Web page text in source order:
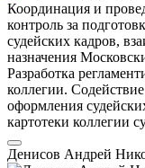
Координация и
контроль за
судейских кадров,
назначения
Разработка
коллегии.
оформления
картотеки коллегии
Денисов Андрей